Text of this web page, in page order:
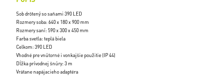
Sob drôtený so saňami 390 LED
Rozmery soba: 640 x 180 x 900 mm
Rozmery saní: 590 x 300 x 450 mm
Farba svetla: teplá biela
Celkom: 390 LED
Vhodné pre vnútorné i vonkajšie použitie (IP 44)
Dĺžka prívodnej šnúry: 3 m
Vrátane napájacieho adaptéra